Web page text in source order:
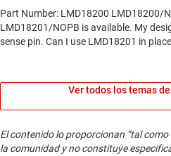
Ver todos los temas
El contenido lo proporcionan “tal
la comunidad y no constituye